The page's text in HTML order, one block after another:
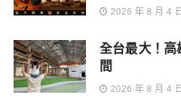
2026 年 8 月 4 日
全台最大！高
間
2026 年 8 月 4 日